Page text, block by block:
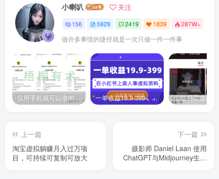
小喇叭 关注
156 5929 2419 1839 287W+
做许多事情的捷径就是一次只做一件一件事
一单收益19.9-399，一个蓝海冷门项目，在小红书上卖人事虚拟资料
上一篇
淘宝虚拟躺赚月入过万项
目，可持续可复制可放大
下一篇
摄影师 Daniel Laan 使用
ChatGPT与Midjourney生成